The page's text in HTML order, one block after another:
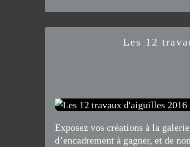
Les 12
Exposez vos créations à la
d’encadrement à gagner, et de